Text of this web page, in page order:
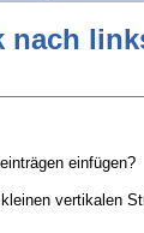
nach
einfügen?
vertikalen